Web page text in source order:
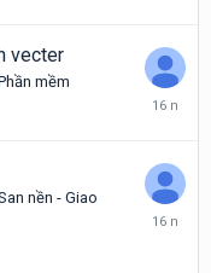
vecter
mềm
Tháng
2009
nền - Giao
Tháng